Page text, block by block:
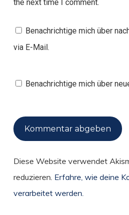
the next time I comment.
Benachrichtige mich über
via E-Mail.
Benachrichtige mich über
Diese Website verwendet
reduzieren. Erfahre, wie deine
verarbeitet werden.